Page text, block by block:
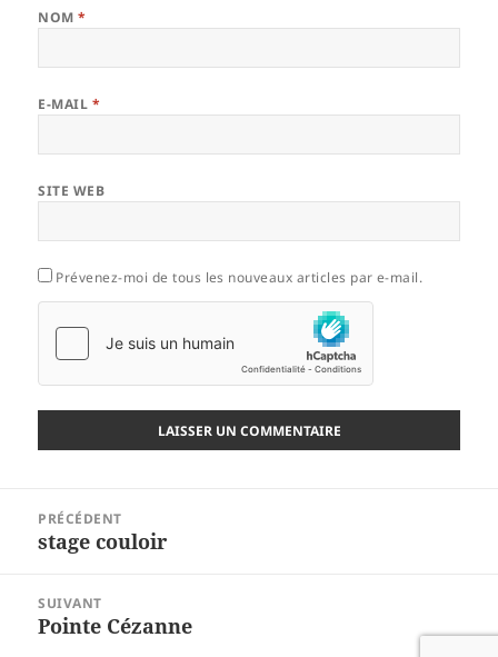
NOM*
E-MAIL *
SITE WEB
Prévenez-moi de tous les nouveaux articles par e-mail.
l’article
PRÉCÉDENT
Article
stage couloir
SUIVANT
Article
Pointe Cézanne